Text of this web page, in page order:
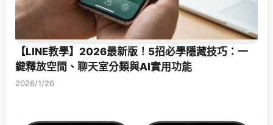
【LINE教學】2026最新版！5招必學隱藏技巧：一
鍵釋放空間、聊天室分類與AI實用功能
2026/1/26